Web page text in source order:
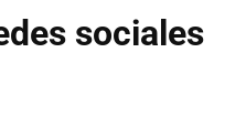
sociales